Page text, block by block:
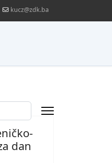
kucz@zdk.ba
dan